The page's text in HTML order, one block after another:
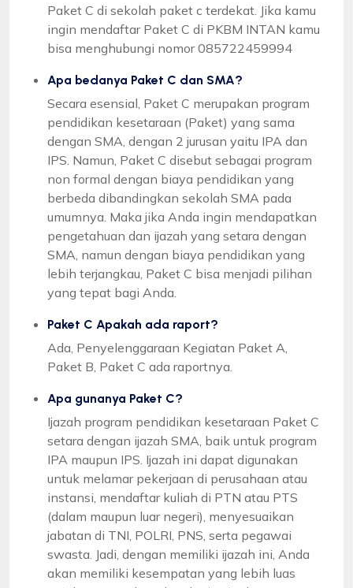
Paket C di sekolah paket c terdekat. Jika kamu
ingin mendaftar Paket C di PKBM INTAN kamu
bisa menghubungi nomor 085722459994
Apa bedanya Paket C dan SMA?
Secara esensial, Paket C merupakan program
pendidikan kesetaraan (Paket) yang sama
dengan SMA, dengan 2 jurusan yaitu IPA dan
IPS. Namun, Paket C disebut sebagai program
non formal dengan biaya pendidikan yang
berbeda dibandingkan sekolah SMA pada
umumnya. Maka jika Anda ingin mendapatkan
pengetahuan dan ijazah yang setara dengan
SMA, namun dengan biaya pendidikan yang
lebih terjangkau, Paket C bisa menjadi pilihan
yang tepat bagi Anda.
Paket C Apakah ada raport?
Ada, Penyelenggaraan Kegiatan Paket A,
Paket B, Paket C ada raportnya.
Apa gunanya Paket C?
Ijazah program pendidikan kesetaraan Paket C
setara dengan ijazah SMA, baik untuk program
IPA maupun IPS. Ijazah ini dapat digunakan
untuk melamar pekerjaan di perusahaan atau
instansi, mendaftar kuliah di PTN atau PTS
(dalam maupun luar negeri), menyesuaikan
jabatan di TNI, POLRI, PNS, serta pegawai
swasta. Jadi, dengan memiliki ijazah ini, Anda
akan memiliki kesempatan yang lebih luas